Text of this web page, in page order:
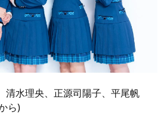
清水理央、正源司陽子、平尾帆
ら)